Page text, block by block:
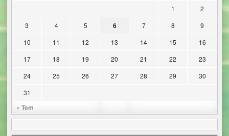
« Tem
1
2
3
4 5 6 7 8
9
10
11 12 13 14 15
16
17
18 19 20 21 22
23
24
25 26 27 28 29
30
31